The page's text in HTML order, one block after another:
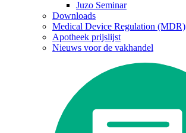
Juzo Seminar
Downloads
Medical Device Regulation (MDR)
Apotheek prijslijst
Nieuws voor de vakhandel